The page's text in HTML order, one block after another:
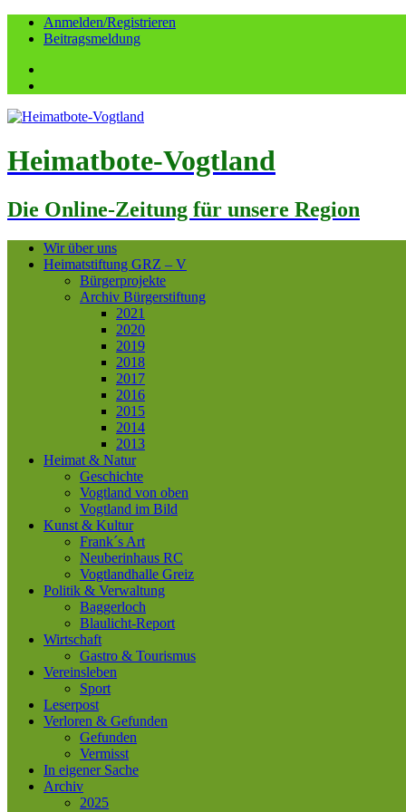
Anmelden/Registrieren
Beitragsmeldung
Heimatbote-Vogtland
Die Online-Zeitung für unsere Region
Wir über uns
Heimatstiftung GRZ – V
Bürgerprojekte
Archiv Bürgerstiftung
2021
2020
2019
2018
2017
2016
2015
2014
2013
Heimat & Natur
Geschichte
Vogtland von oben
Vogtland im Bild
Kunst & Kultur
Frank´s Art
Neuberinhaus RC
Vogtlandhalle Greiz
Politik & Verwaltung
Baggerloch
Blaulicht-Report
Wirtschaft
Gastro & Tourismus
Vereinsleben
Sport
Leserpost
Verloren & Gefunden
Gefunden
Vermisst
In eigener Sache
Archiv
2025